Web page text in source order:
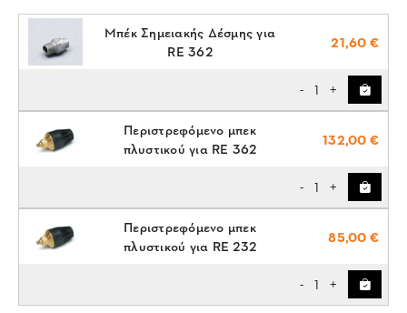
Μπέκ Σημειακής Δέσμης για
RE 362
21,60 €
- 1 +
Περιστρεφόμενο μπεκ
πλυστικού για RE 362
132,00 €
- 1 +
Περιστρεφόμενο μπεκ
πλυστικού για RE 232
85,00 €
- 1 +